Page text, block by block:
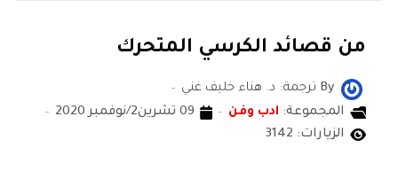
من قصائد الكرسي المتحرك
By ترجمة: د. هناء خليف غني
المجموعة: ادب وفن
09 تشرين2/نوفمبر 2020
الزيارات: 3142